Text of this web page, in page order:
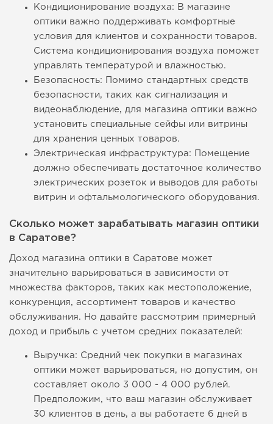
Кондиционирование воздуха: В магазине
оптики важно поддерживать комфортные
условия для клиентов и сохранности товаров.
Система кондиционирования воздуха поможет
управлять температурой и влажностью.
Безопасность: Помимо стандартных средств
безопасности, таких как сигнализация и
видеонаблюдение, для магазина оптики важно
установить специальные сейфы или витрины
для хранения ценных товаров.
Электрическая инфраструктура: Помещение
должно обеспечивать достаточное количество
электрических розеток и выводов для работы
витрин и офтальмологического оборудования.
Сколько может зарабатывать магазин оптики
в Саратове?
Доход магазина оптики в Саратове может
значительно варьироваться в зависимости от
множества факторов, таких как местоположение,
конкуренция, ассортимент товаров и качество
обслуживания. Но давайте рассмотрим примерный
доход и прибыль с учетом средних показателей:
Выручка: Средний чек покупки в магазинах
оптики может варьироваться, но допустим, он
составляет около 3 000 - 4 000 рублей.
Предположим, что ваш магазин обслуживает
30 клиентов в день, а вы работаете 6 дней в